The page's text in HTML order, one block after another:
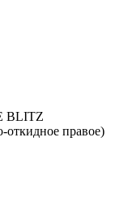
BLITZ
откидное правое)